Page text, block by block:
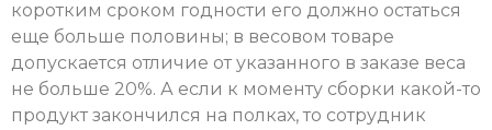
коротким сроком годности его должно остаться
еще больше половины; в весовом товаре
допускается отличие от указанного в заказе веса
не больше 20%. А если к моменту сборки какой-то
продукт закончился на полках, то сотрудник